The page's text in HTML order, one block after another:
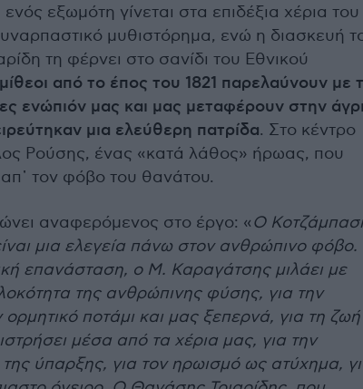
εξωμότη γίνεται στα επιδέξια χέρια του
μυθιστόρημα, ενώ η διασκευή
τη φέρνει στο σανίδι του Εθνικού
από το έπος του 1821 παρελαύνουν με
ενώπιόν μας και μας μεταφέρουν στην
μια ελεύθερη πατρίδα. Στο κέντρο
Ρούσης, ένας «κατά λάθος» ήρωας, που
τον φόβο του θανάτου.
αναφερόμενος στο έργο: «Ο
μια ελεγεία πάνω στον ανθρώπινο φόβο.
επανάσταση, ο Μ. Καραγάτσης μιλάει με
της ανθρώπινης φύσης, για την
ορμητικό ποτάμι και μας ξεπερνά, για τη ζωή
μέσα από τα χέρια μας, για την
ύπαρξης, για τον ηρωισμό ως ατύχημα,